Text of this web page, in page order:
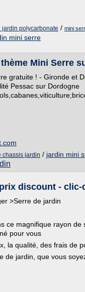
jardin polycarbonate / mini
mini serre
Mini Serre
gratuite ! - Gironde et
Pessac sur Dordogne
chassis jardin / jardin mini
discount -
>Serre de jardin
ce magnifique rayon
pour vous
la qualité, des frais de
de jardin, que vous